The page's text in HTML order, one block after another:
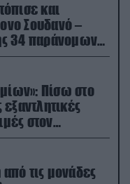
και
Σουδανό –
34 παράνομων
Πίσω στο
εξαντλητικές
τις μονάδες